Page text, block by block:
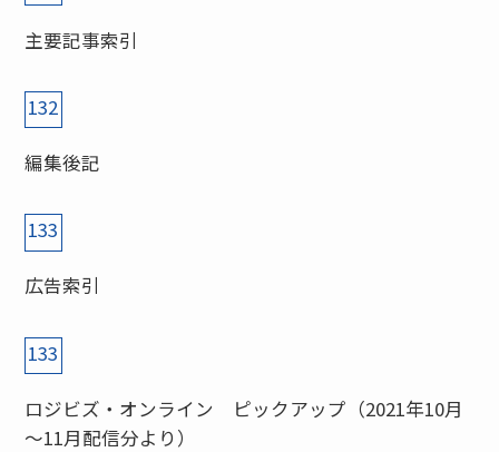
主要記事索引
132
編集後記
133
広告索引
133
ロジビズ・オンライン ピックアップ（2021年10月
～11月配信分より）